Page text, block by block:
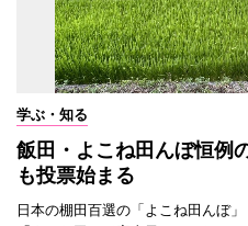
学ぶ・知る
飯田・よこね田んぼ恒
も投票始まる
日本の棚田百選の「よこね田んぼ